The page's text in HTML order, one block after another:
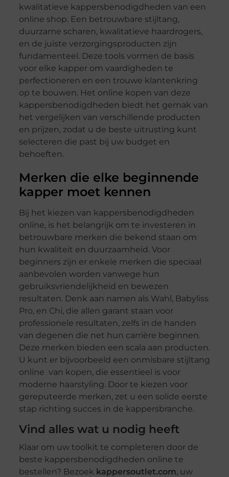
kwalitatieve kappersbenodigdheden van een
online shop. Een betrouwbare stijltang,
duurzame scharen, kwalitatieve haardrogers,
en de juiste verzorgingsproducten zijn
fundamenteel. Deze tools vormen de basis
voor elke kapper om vaardigheden te
perfectioneren en een trouwe klantenkring
op te bouwen. Het online kopen van deze
kappersbenodigdheden biedt het gemak van
het vergelijken van verschillende producten
en prijzen, zodat u de beste uitrusting kunt
selecteren die past bij uw budget en
behoeften.
Merken die elke beginnende
kapper moet kennen
Bij het kiezen van kappersbenodigdheden
online, is het belangrijk om te investeren in
betrouwbare merken die bekend staan om
hun kwaliteit en duurzaamheid. Voor
beginners zijn er enkele merken die speciaal
aanbevolen worden vanwege hun
gebruiksvriendelijkheid en bewezen
resultaten. Denk aan namen als Wahl, Babyliss
Pro, en Chi, die allen garant staan voor
professionele resultaten, zelfs in de handen
van degenen die net hun carrière beginnen.
Deze merken bieden een scala aan producten.
U kunt er bijvoorbeeld een onmisbare stijltang
online van kopen, die essentieel is voor
moderne haarstyling. Door te kiezen voor
gereputeerde merken, zet u een solide eerste
stap richting succes in de kappersbranche.
Vind alles wat u nodig heeft
Klaar om uw toolkit te completeren door de
beste kappersbenodigdheden online te
bestellen? Bezoek kappersoutlet.com, uw